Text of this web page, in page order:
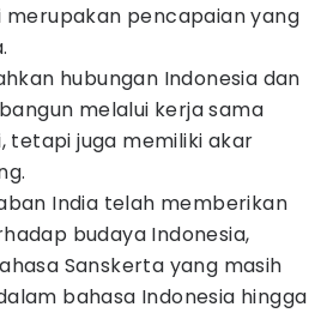
pencapaian yang
hubungan Indonesia dan
melalui kerja sama
tetapi juga memiliki akar
India telah memberikan
budaya Indonesia,
Sanskerta yang masih
bahasa Indonesia hingga